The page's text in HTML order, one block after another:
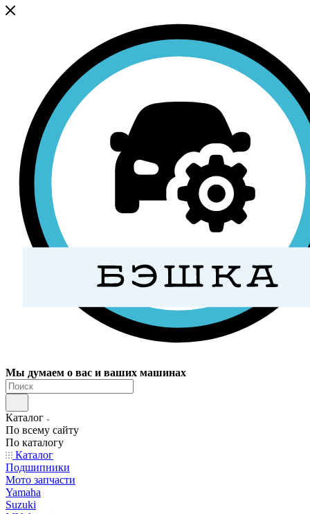
Мы думаем о вас и ваших машинах
Каталог
По всему сайту
По каталогу
Каталог
Подшипники
Мото запчасти
Yamaha
Suzuki